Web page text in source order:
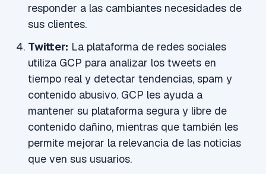
responder a las cambiantes necesidades de
sus clientes.
Twitter: La plataforma de redes sociales
utiliza GCP para analizar los tweets en
tiempo real y detectar tendencias, spam y
contenido abusivo. GCP les ayuda a
mantener su plataforma segura y libre de
contenido dañino, mientras que también les
permite mejorar la relevancia de las noticias
que ven sus usuarios.